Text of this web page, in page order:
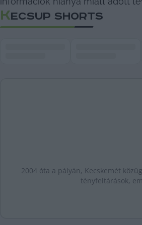
KECSUP SHORTS
2004 óta a pályán, Kecskemét
tényfeltárások,